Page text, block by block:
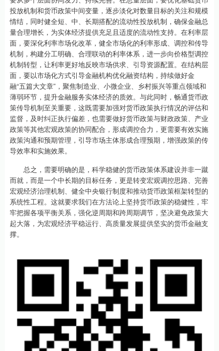
投放机制和货币政策中间变量，逐步淡化对数量目标的关注和规模
情结，同时健全短、中、长期搭配的流动性投放机制，确保金融总
量合理增长，为实体经济提供充足且适度的流动性支持。在利率层
面，要深化利率市场化改革，健全市场化的利率形成、调控和传导
机制，构建分工明确、合理联动的利率体系，进一步向价格型调控
机制转型，让利率更好地反映市场供求、引导资源配置。在结构层
面，要以市场化方式引导金融机构优化融资结构，持续做好金
融“五篇大文章”，聚焦制造业、小微企业、乡村振兴等重点领域和
薄弱环节，提升金融服务实体经济的质效。与此同时，畅通货币政
策传导机制至关重要，这既需要加强对货币政策执行情况的评估和
监督，及时纠正执行偏差，也需要做好货币政策与财政政策、产业
政策等其他宏观政策的协同配合，形成调控合力，更需要有效实施
政策沟通和预期管理，引导市场主体形成合理预期，增强政策的传
导效率和实施效果。
总之，需要明确的是，科学稳健的货币政策体系建设并非一蹴
而就，而是一个中长期的目标任务，更是转变宏观调控思路、完善
宏观经济治理机制、健全中央银行制度和推动货币政策框架转型的
系统性工程。这就要求我们在方法论上坚持货币政策的稳健性，牢
牢把握各项平衡关系，强化逆周期和跨周期调节，坚决避免政策大
起大落，为宏观经济平稳运行、高质量发展提供坚实的货币金融支
撑。